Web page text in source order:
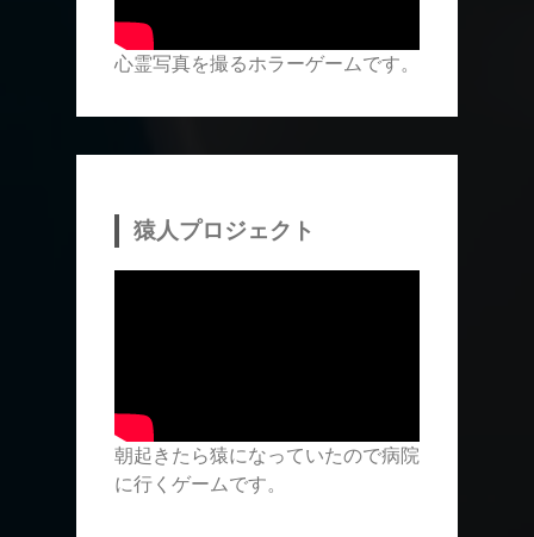
心霊写真を撮るホラーゲームです。
猿人プロジェクト
朝起きたら猿になっていたので病院
に行くゲームです。